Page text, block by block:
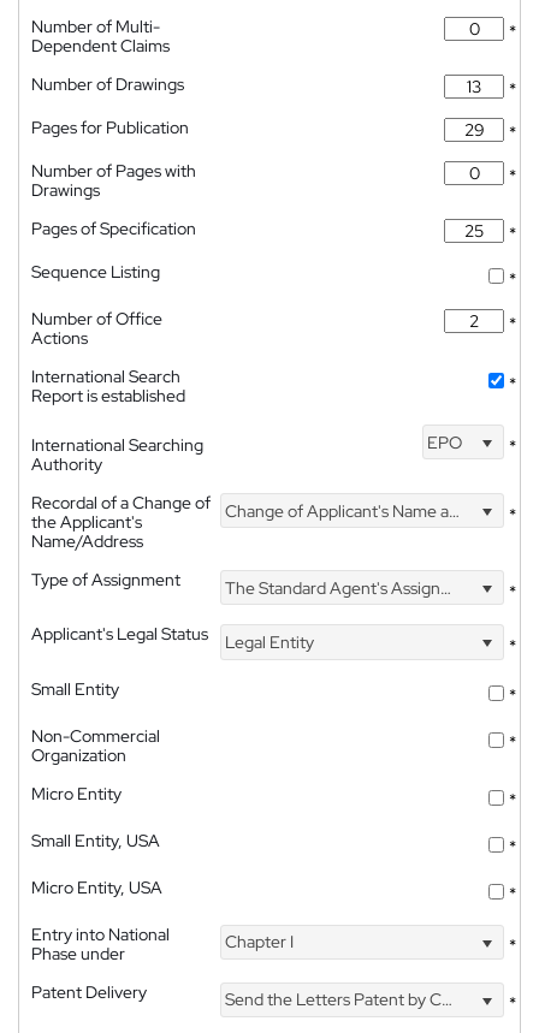
Number of Multi-
Dependent Claims
*
Number of Drawings
*
Pages for Publication
*
Number of Pages with
Drawings
*
Pages of Specification
*
Sequence Listing
*
Number of Office
Actions
*
International Search
Report is established
*
International Searching
Authority
EPO *
Recordal of a Change of
the Applicant's
Name/Address
Change of Applicant's Name and Address *
Type of Assignment The Standard Agent's Assignment
*
Applicant's Legal Status
Legal Entity
*
Small Entity
*
Non-Commercial
Organization
*
Micro Entity
*
Small Entity, USA
*
Micro Entity, USA
*
Entry into National
Phase under
Chapter I *
Patent Delivery Send the Letters Patent by Courier *